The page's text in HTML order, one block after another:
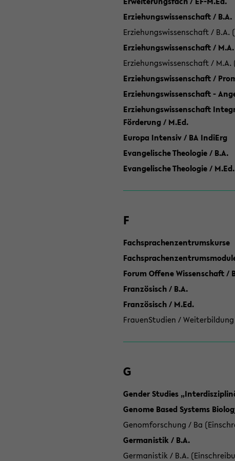
Erziehungswissenschaft / B.A.
Erziehungswissenschaft / B.A.
Erziehungswissenschaft / M.A.
Erziehungswissenschaft / M.A.
Erziehungswissenschaft /
Erziehungswissenschaft -
Erziehungswissenschaft
Förderung / M.Ed.
Europa Intensiv / BA IndiErg
Evangelische Theologie / B.A.
Evangelische Theologie / M.Ed.
F
Fachsprachenzentrumskurse
Forum Offene Wissenschaft /
Französisch / B.A.
Französisch / M.Ed.
FrauenStudien /
G
Gender Studies
Genome Based Systems
Genomforschung / Ba
Germanistik / B.A.
Germanistik / B.A.